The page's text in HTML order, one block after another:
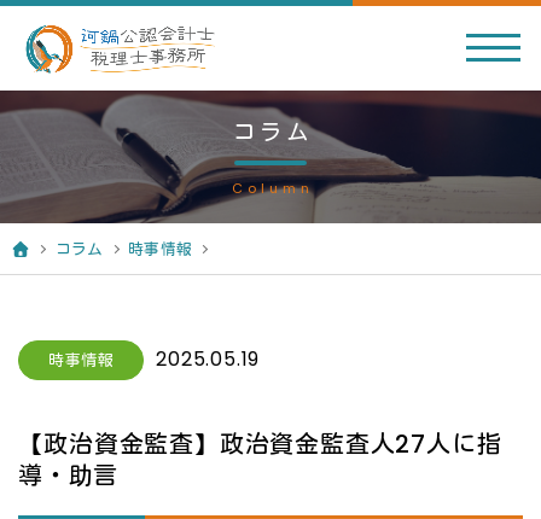
コラム
Column
コラム 時事情報
時事情報 2025.05.19
【政治資金監査】政治資金監査人27人に指
導・助言